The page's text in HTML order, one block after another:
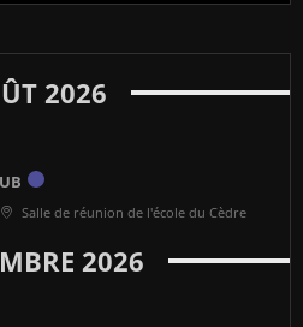
2026
Salle de réunion de l'école du Cèdre
2026